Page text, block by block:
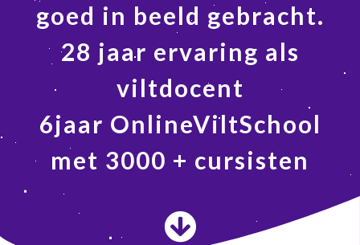
goed in beeld gebracht.
28 jaar ervaring als
viltdocent
6jaar OnlineViltSchool
met 3000 + cursisten